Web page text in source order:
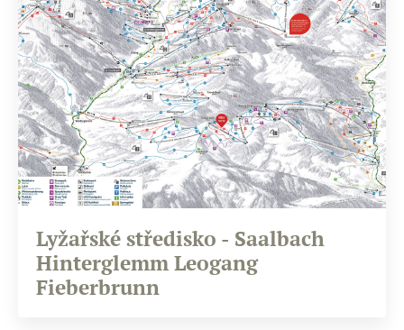
Lyžařské středisko - Saalbach
Hinterglemm Leogang
Fieberbrunn